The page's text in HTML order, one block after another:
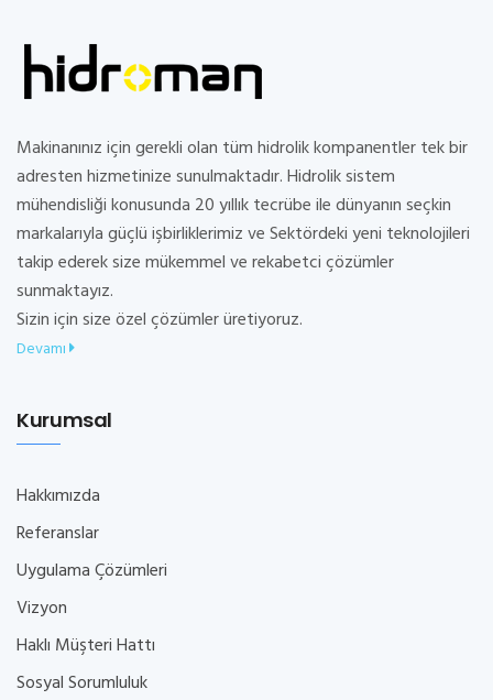
Makinanınız için gerekli olan tüm hidrolik kompanentler tek bir
adresten hizmetinize sunulmaktadır. Hidrolik sistem
mühendisliği konusunda 20 yıllık tecrübe ile dünyanın seçkin
markalarıyla güçlü işbirliklerimiz ve Sektördeki yeni teknolojileri
takip ederek size mükemmel ve rekabetci çözümler
sunmaktayız.
Sizin için size özel çözümler üretiyoruz.
Devamı
Kurumsal
Hakkımızda
Referanslar
Uygulama Çözümleri
Vizyon
Haklı Müşteri Hattı
Sosyal Sorumluluk